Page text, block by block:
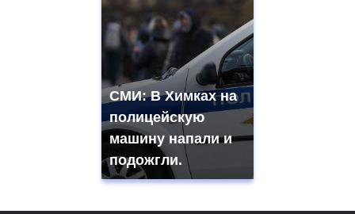
СМИ: В Химках на
полицейскую
машину напали и
подожгли.